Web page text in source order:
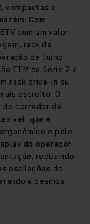
compactas e
Com
tem um valor
rack de
de turno
ETM da Série 2 é
rack drive-in ou
estreito. O
do corredor de
que é
e pelo
do operador.
reduzindo
oscilações do
a descida